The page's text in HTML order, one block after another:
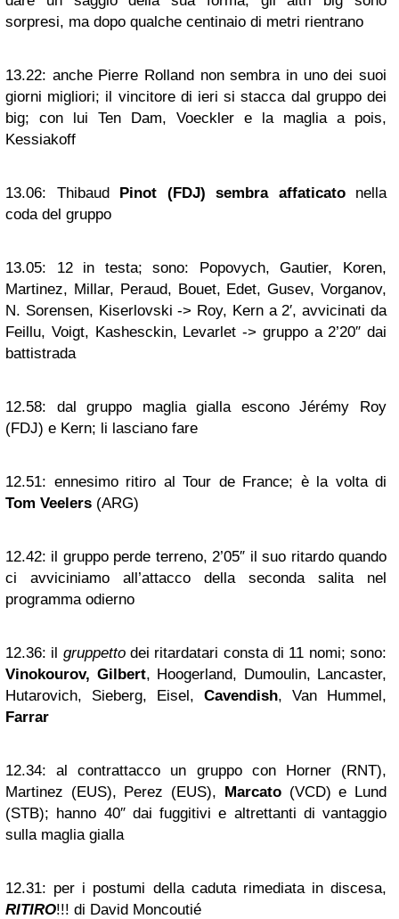
sorpresi, ma dopo qualche centinaio di metri rientrano
13.22: anche Pierre Rolland non sembra in uno dei suoi
giorni migliori; il vincitore di ieri si stacca dal gruppo dei
big; con lui Ten Dam, Voeckler e la maglia a pois,
Kessiakoff
13.06: Thibaud Pinot (FDJ) sembra affaticatonella
coda del gruppo
13.05: 12 in testa; sono: Popovych, Gautier, Koren,
Martinez, Millar, Peraud, Bouet, Edet, Gusev, Vorganov,
N. Sorensen, Kiserlovski -> Roy, Kern a 2′, avvicinati da
Feillu, Voigt, Kashesckin, Levarlet -> gruppo a 2’20″ dai
battistrada
12.58: dal gruppo maglia gialla escono Jérémy Roy
(FDJ) e Kern; li lasciano fare
12.51: ennesimo ritiro al Tour de France; è la volta di
Tom Veelers (ARG)
12.42: il gruppo perde terreno, 2’05″ il suo ritardo quando
ci avviciniamo all’attacco della seconda salita nel
programma odierno
12.36: il gruppettodei ritardatari consta di 11 nomi; sono:
Vinokourov, Gilbert, Hoogerland, Dumoulin, Lancaster,
Hutarovich, Sieberg, Eisel, Cavendish, Van Hummel,
Farrar
12.34: al contrattacco un gruppo con Horner (RNT),
Martinez (EUS), Perez (EUS), Marcato(VCD) e Lund
(STB); hanno 40″ dai fuggitivi e altrettanti di vantaggio
sulla maglia gialla
12.31: per i postumi della caduta rimediata in discesa,
RITIRO!!! di David Moncoutié